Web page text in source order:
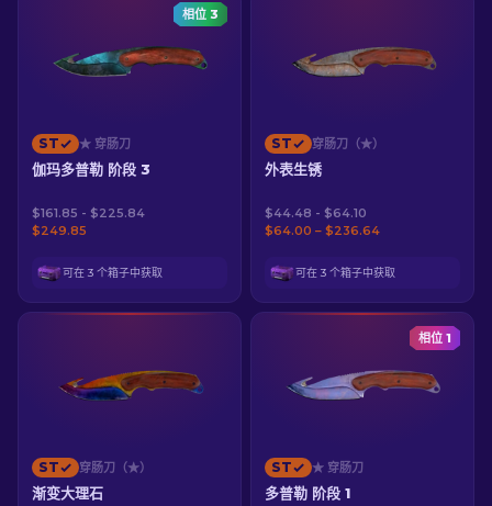
相位 3
ST ★ 穿肠刀
伽玛多普勒 阶段 3
$161.85 - $225.84
$249.85
可在 3 个箱子中获取
ST 穿肠刀（★）
外表生锈
$44.48 - $64.10
$64.00 – $236.64
可在 3 个箱子中获取
ST 穿肠刀（★）
渐变大理石
相位 1
ST ★ 穿肠刀
多普勒 阶段 1